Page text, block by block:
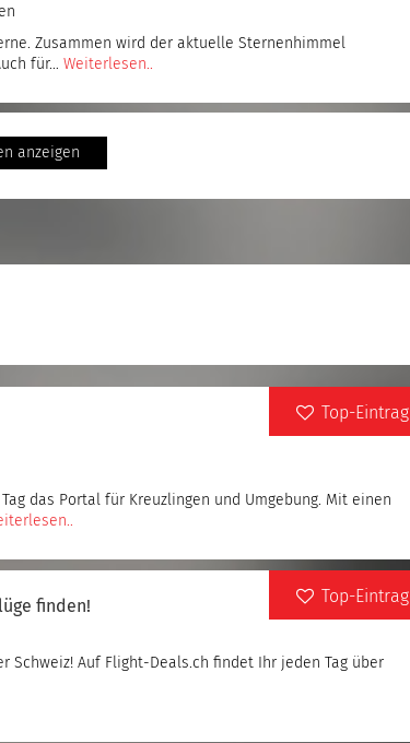
Zusammen wird der aktuelle Sternenhimmel
für… Weiterlesen..
anzeigen
Top-Eintrag
das Portal für Kreuzlingen und Umgebung. Mit einen
Top-Eintrag
finden!
Schweiz! Auf Flight-Deals.ch findet Ihr jeden Tag über